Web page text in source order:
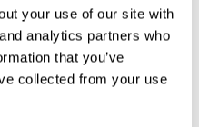
your use of our site with
analytics partners who
that you’ve
collected from your use